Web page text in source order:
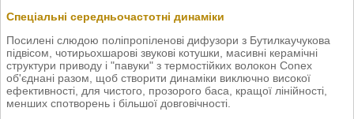
Спеціальні середньочастотні динаміки
Посилені слюдою поліпропіленові дифузори з Бутилкаучукова
підвісом, чотирьохшарові звукові котушки, масивні керамічні
структури приводу і "павуки" з термостійких волокон Conex
об'єднані разом, щоб створити динаміки виключно високої
ефективності, для чистого, прозорого баса, кращої лінійності,
менших спотворень і більшої довговічності.